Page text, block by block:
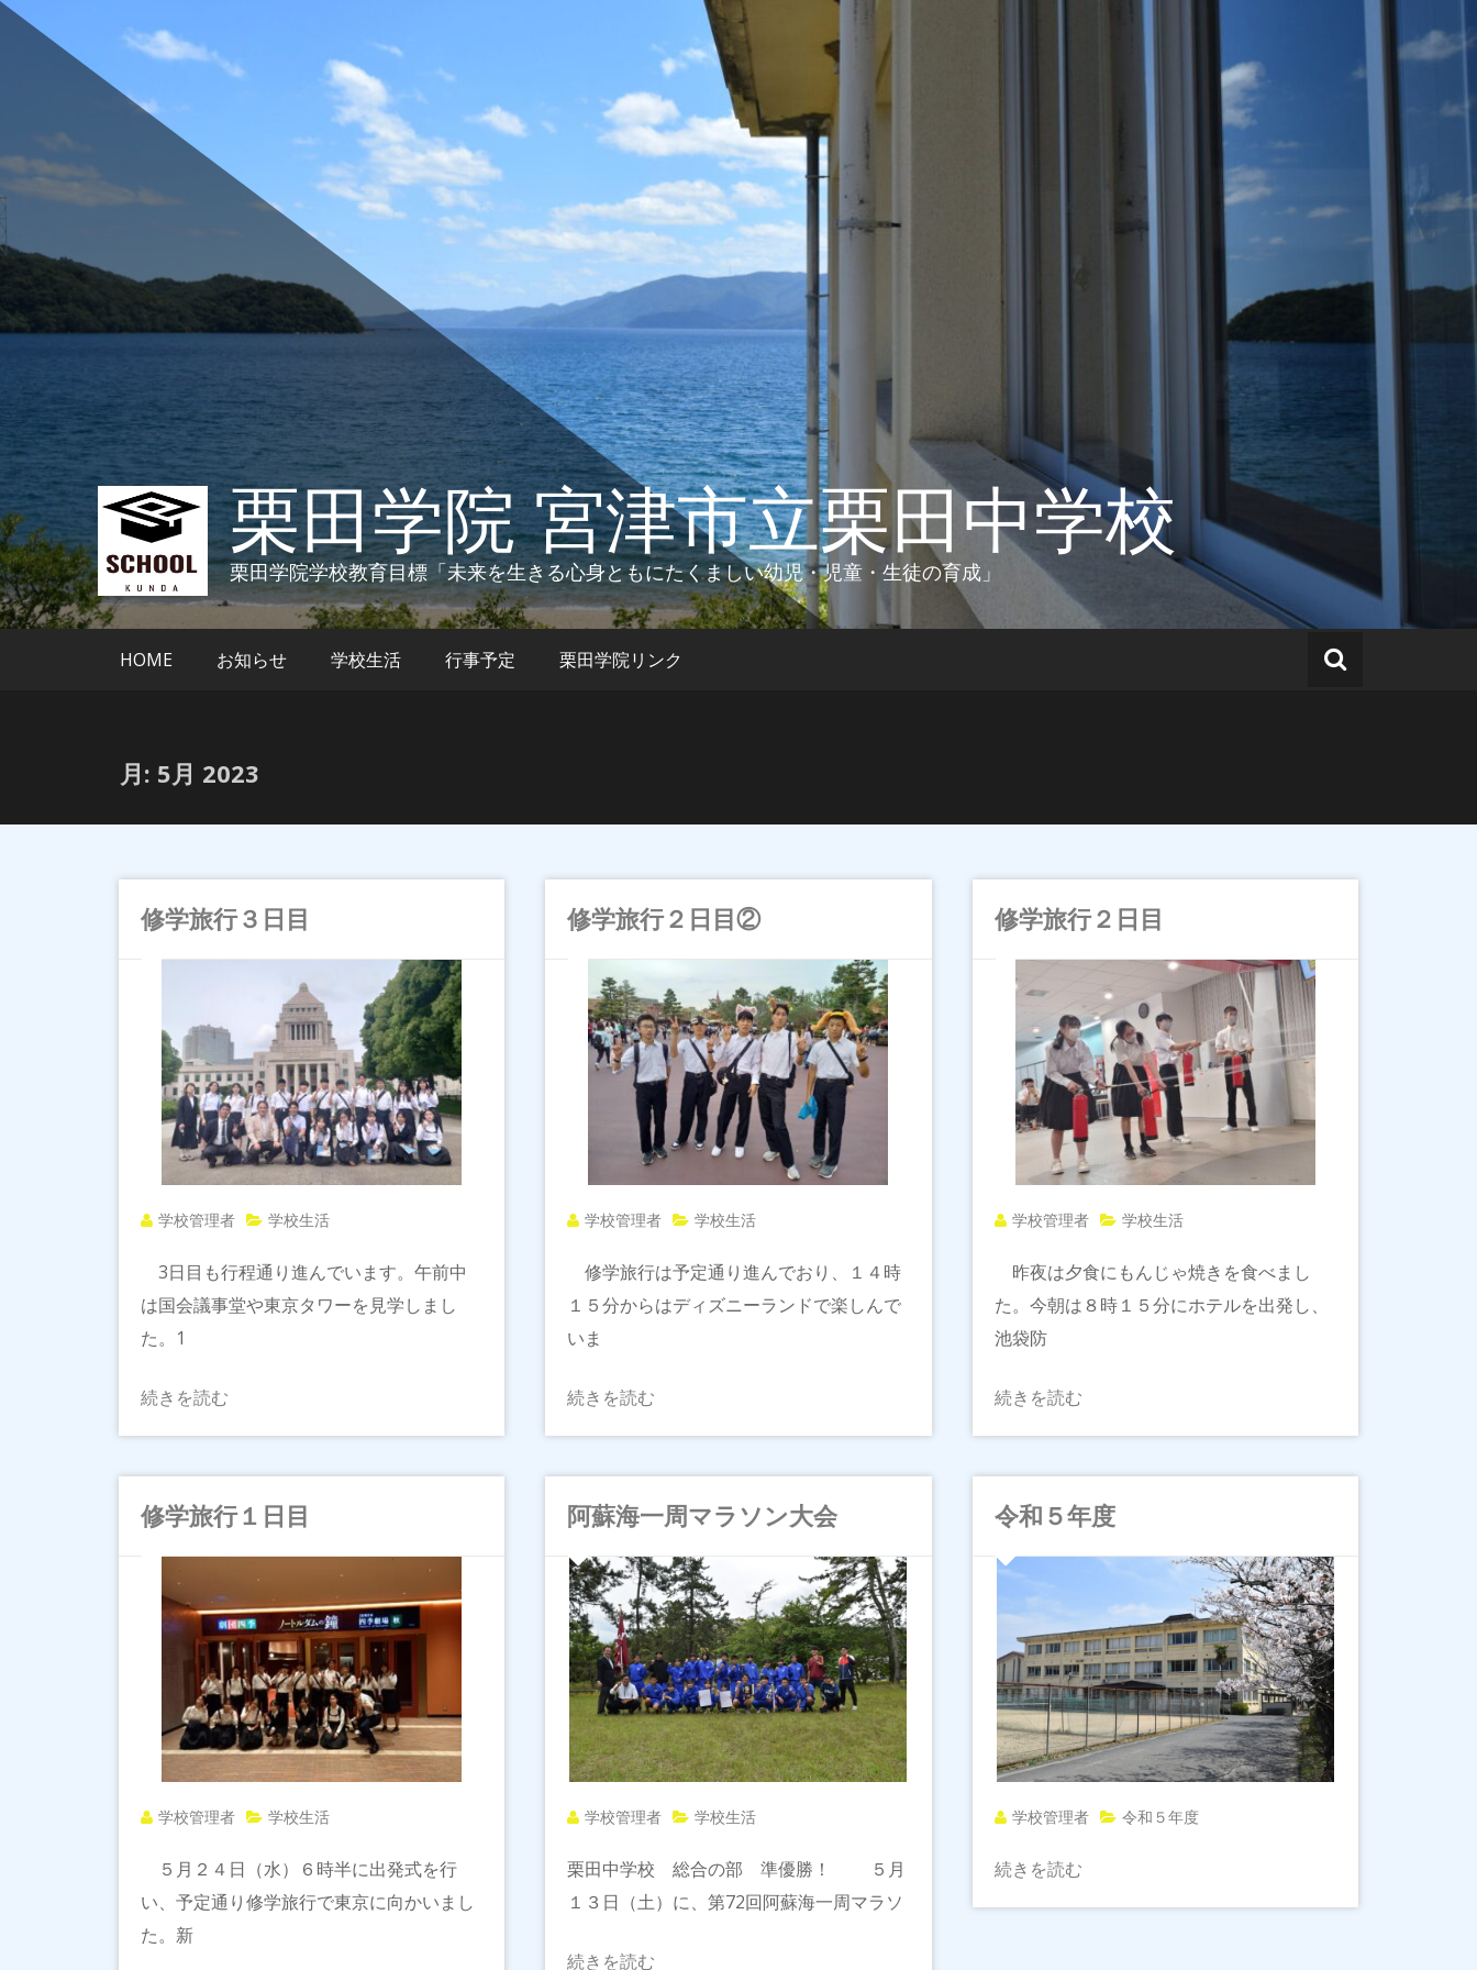
コ
ス
キ
プ
栗田学院 宮津市立栗田中学校
栗田学院学校教育目標「未来を生きる心身ともにたくましい幼児・児童・生徒の育成」
HOME お知らせ 学校生活 行事予定 栗田学院リンク
月: 5月 2023
修学旅行３日目
学校管理者 学校生活
3日目も行程通り進んでいます。午前中
は国会議事堂や東京タワーを見学しまし
た。1
続きを読む
修学旅行２日目②
学校管理者 学校生活
修学旅行は予定通り進んでおり、１４時
１５分からはディズニーランドで楽しんで
いま
続きを読む
修学旅行２日目
学校管理者 学校生活
昨夜は夕食にもんじゃ焼きを食べまし
た。今朝は８時１５分にホテルを出発し、
池袋防
続きを読む
修学旅行１日目
学校管理者 学校生活
５月２４日（水）６時半に出発式を行
い、予定通り修学旅行で東京に向かいまし
た。新
阿蘇海一周マラソン大会
学校管理者 学校生活
栗田中学校 総合の部 準優勝！ ５月
１３日（土）に、第72回阿蘇海一周マラソ
続きを読む
令和５年度
学校管理者 令和５年度
続きを読む